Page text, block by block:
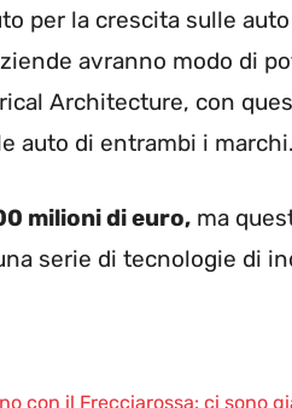
per la crescita sulle auto
avranno modo di
Architecture, con
auto di entrambi i marchi.
milioni di euro, ma
serie di tecnologie di
con il Frecciarossa: ci sono